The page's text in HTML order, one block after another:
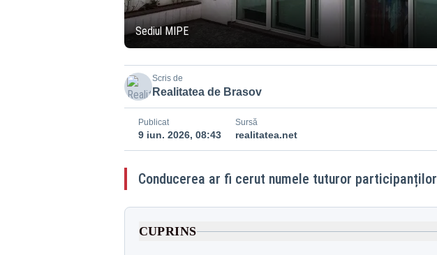
Sediul MIPE
Scris de
Realitatea de Brasov
Publicat
9 iun. 2026, 08:43
Sursă
realitatea.net
Conducerea ar fi cerut numele tuturor participanților
CUPRINS